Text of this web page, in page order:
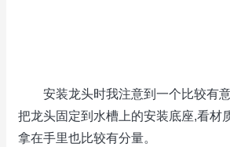
安装龙头时我注意到一个比较有意
把龙头固定到水槽上的安装底座,看材
拿在手里也比较有分量。